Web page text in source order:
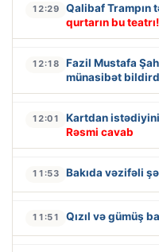
12:29
Qalibaf Trampın
qurtarın bu teatrı!
12:18
Fazil Mustafa
münasibət
12:01 Kartdan
Rəsmi cavab
11:53 Bakıda vəzifəli
11:51 Qızıl və gümüş